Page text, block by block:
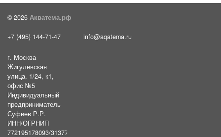
© 2026 Акватема.рф
+7 (495) 144-71-47 info@aqatema.ru
г. Москва
Жигулевская
улица, 1/24, к1,
офис №5
Индивидуальный
предприниматель
Суфиев Р.Р.
ИНН/ОГРНИП
772195178093/31377461610054